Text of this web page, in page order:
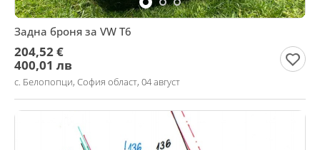
Задна броня за VW T6
204,52 €
400,01 лв
с. Белопопци, София област, 04 август